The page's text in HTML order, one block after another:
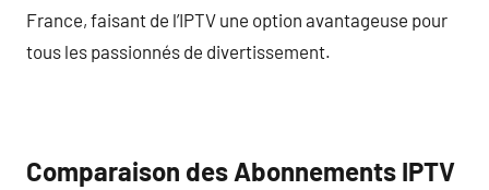
France, faisant de l’IPTV une option avantageuse pour
tous les passionnés de divertissement.
Comparaison des Abonnements IPTV